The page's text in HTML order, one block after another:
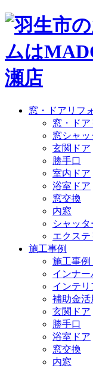
窓・ドアリフ
窓・ド
窓シャ
玄関ドア
勝手口
室内ドア
浴室ドア
窓交換
内窓
シャッタ
エクステ
施工事例
施工事例
インナ
インテリ
補助金活
玄関ドア
勝手口
浴室ドア
窓交換
内窓